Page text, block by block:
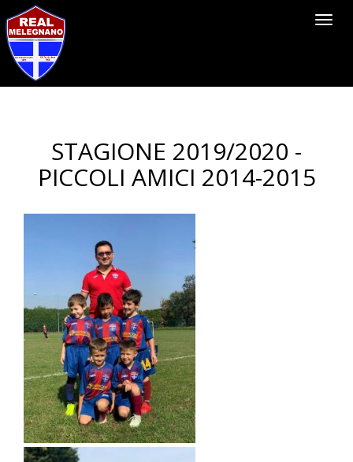
STAGIONE 2019/2020 -
PICCOLI AMICI 2014-2015